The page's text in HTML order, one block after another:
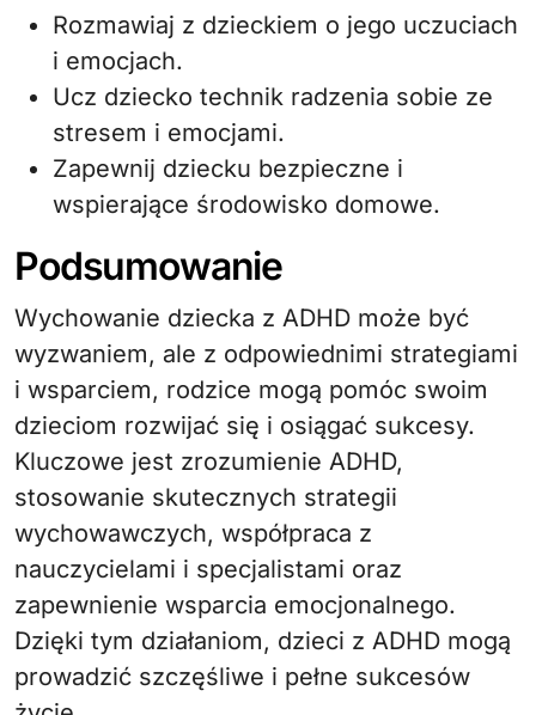
Rozmawiaj z dzieckiem o jego uczuciach
i emocjach.
Ucz dziecko technik radzenia sobie ze
stresem i emocjami.
Zapewnij dziecku bezpieczne i
wspierające środowisko domowe.
Podsumowanie
Wychowanie dziecka z ADHD może być
wyzwaniem, ale z odpowiednimi strategiami
i wsparciem, rodzice mogą pomóc swoim
dzieciom rozwijać się i osiągać sukcesy.
Kluczowe jest zrozumienie ADHD,
stosowanie skutecznych strategii
wychowawczych, współpraca z
nauczycielami i specjalistami oraz
zapewnienie wsparcia emocjonalnego.
Dzięki tym działaniom, dzieci z ADHD mogą
prowadzić szczęśliwe i pełne sukcesów